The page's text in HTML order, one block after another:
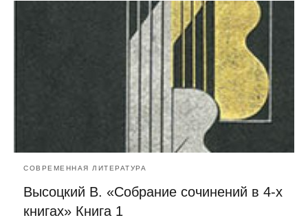
СОВРЕМЕННАЯ ЛИТЕРАТУРА
Высоцкий В. «Собрание сочинений в 4-х
книгах» Книга 1